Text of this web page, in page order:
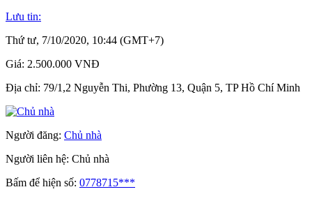
Lưu tin:
Thứ tư, 7/10/2020, 10:44 (GMT+7)
Giá: 2.500.000 VNĐ
Địa chỉ: 79/1,2 Nguyễn Thi, Phường 13, Quận 5, TP Hồ Chí Minh
Người đăng: Chủ nhà
Người liên hệ: Chủ nhà
Bấm để hiện số: 0778715***